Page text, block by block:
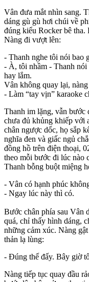
Vân đưa mắt nhìn sang.
dáng gù gù hơi chúi về
đúng kiểu Rocker bê tha.
Nàng đi vượt lên:
- Thanh nghe tôi nói bao
- À, tôi nhầm - Thanh
hay lắm.
Vân không quay lại,
- Làm “tay vịn” karaoke
Thanh im lặng, vẫn bước
chưa đủ khủng khiếp với
chân ngược dốc, họ sắp
nghĩa đen và giấc ngủ
đồng hồ trên điện thoại,
theo mỗi bước đi lúc nào
Thanh bỗng buột miệng
- Vân có hạnh phúc
- Ngay lúc này thì có.
Bước chân phía sau Vân
quá, chỉ thấy hình dáng,
những cảm xúc. Nàng
thản lạ lùng:
- Đúng thế đấy. Bây giờ
Nàng tiếp tục quay đầu